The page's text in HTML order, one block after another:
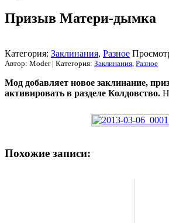
Призыв Матери-дымка
Категория: Заклинания, Разное
Автор: Moder | Категория: Заклинания Разное
Мод добавляет новое заклинание,
активировать в разделе Колдовство.
Похожие записи: